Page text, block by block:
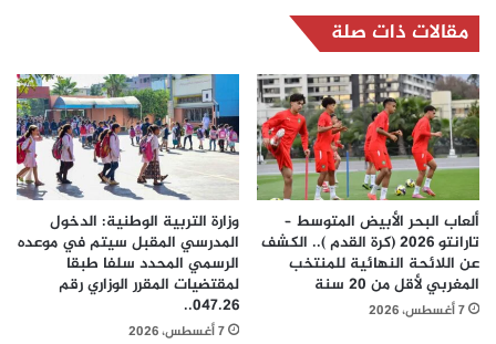
مقالات ذات صلة
ألعاب البحر الأبيض المتوسط –
تارانتو 2026 (كرة القدم ).. الكشف
عن اللائحة النهائية للمنتخب
المغربي لأقل من 20 سنة
7 أغسطس، 2026
وزارة التربية الوطنية: الدخول
المدرسي المقبل سیتم في موعده
الرسمي المحدد سلفا طبقا
لمقتضیات المقرر الوزاري رقم
047.26..
7 أغسطس، 2026